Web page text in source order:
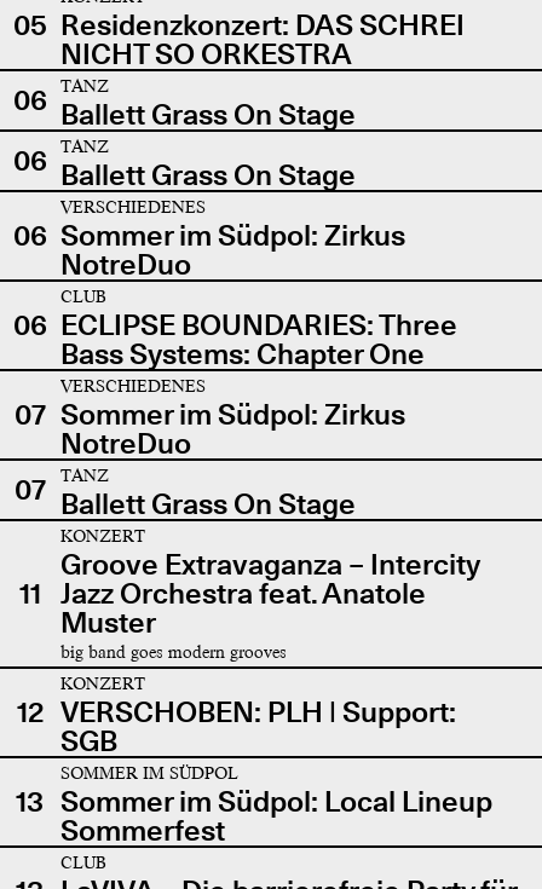
05 Residenzkonzert: DAS SCHREI
NICHT SO ORKESTRA
06
TANZ
Ballett Grass On Stage
06
TANZ
Ballett Grass On Stage
06
VERSCHIEDENES
Sommer im Südpol: Zirkus
NotreDuo
06
CLUB
ECLIPSE BOUNDARIES: Three
Bass Systems: Chapter One
07
VERSCHIEDENES
Sommer im Südpol: Zirkus
NotreDuo
07
TANZ
Ballett Grass On Stage
11
KONZERT
Groove Extravaganza – Intercity
Jazz Orchestra feat. Anatole
Muster
big band goes modern grooves
12
KONZERT
VERSCHOBEN: PLH | Support:
SGB
13
SOMMER IM SÜDPOL
Sommer im Südpol: Local Lineup
Sommerfest
CLUB